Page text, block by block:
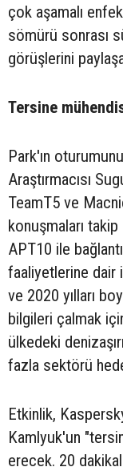
çok aşamalı
sömürü sonrası
görüşlerini
Tersine
Park'ın
Araştırmacısı
TeamT5 ve
konuşmaları
APT10 ile
faaliyetlerine dair
ve 2020 yılları
bilgileri çalmak
ülkedeki
fazla sektörü
Etkinlik,
Kamlyuk'un
erecek. 20